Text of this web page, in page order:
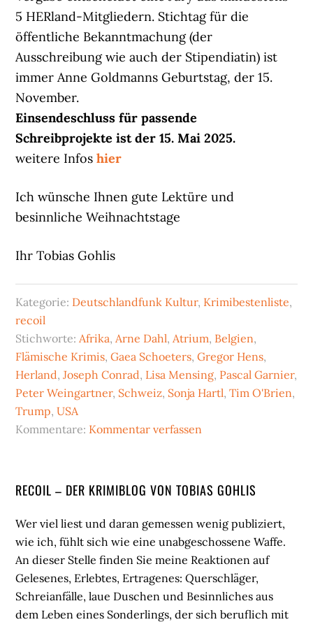
5 HERland-Mitgliedern. Stichtag für die
öffentliche Bekanntmachung (der
Ausschreibung wie auch der Stipendiatin) ist
immer Anne Goldmanns Geburtstag, der 15.
November.
Einsendeschluss für passende
Schreibprojekte ist der 15. Mai 2025.
weitere Infoshier
Ich wünsche Ihnen gute Lektüre und
besinnliche Weihnachtstage
Ihr Tobias Gohlis
Kategorie: Deutschlandfunk Kultur, Krimibestenliste,
recoil
Stichworte:Afrika,Arne Dahl,Atrium, Belgien,
Flämische Krimis,Gaea Schoeters,Gregor Hens,
Herland,Joseph Conrad, Lisa Mensing, Pascal Garnier,
Peter Weingartner, Schweiz, Sonja Hartl,Tim O'Brien,
Trump,USA
Kommentare: Kommentar verfassen
Seitenspalte
RECOIL – DER KRIMIBLOG VON TOBIAS GOHLIS
Wer viel liest und daran gemessen wenig publiziert,
wie ich, fühlt sich wie eine unabgeschossene Waffe.
An dieser Stelle finden Sie meine Reaktionen auf
Gelesenes, Erlebtes, Ertragenes: Querschläger,
Schreianfälle, laue Duschen und Besinnliches aus
dem Leben eines Sonderlings, der sich beruflich mit